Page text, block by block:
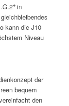
+ in
kann die J10
Niveau
der
bequem
den